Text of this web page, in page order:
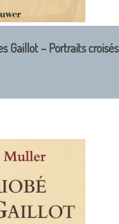
Gaillot – Portraits croisés